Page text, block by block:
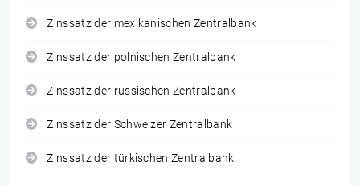
Zinssatz der mexikanischen Zentralbank
Zinssatz der polnischen Zentralbank
Zinssatz der russischen Zentralbank
Zinssatz der Schweizer Zentralbank
Zinssatz der türkischen Zentralbank